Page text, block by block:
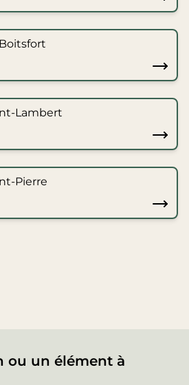
Lambert
Pierre
ou un élément à